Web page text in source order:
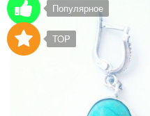
Популярное
TOP